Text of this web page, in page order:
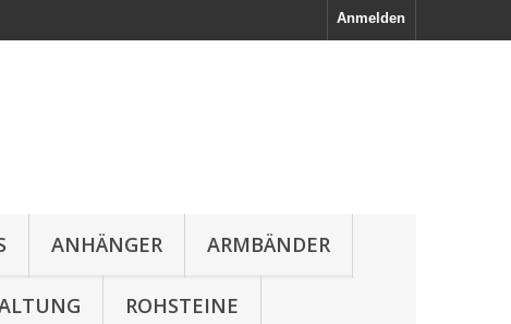
Anmelden
ANHÄNGER ARMBÄNDER
ROHSTEINE